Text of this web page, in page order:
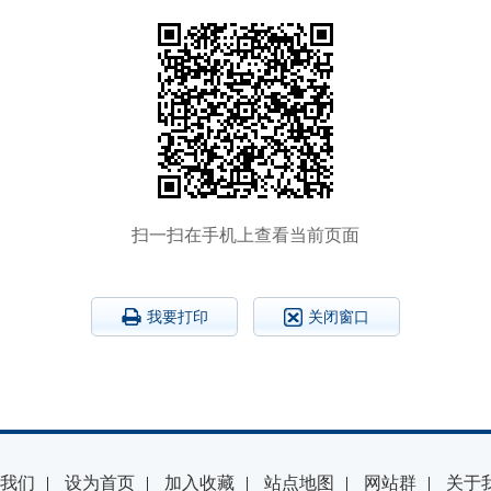
扫一扫在手机上查看当前页面
我要打印 关闭窗口
们 | 设为首页 | 加入收藏 | 站点地图 | 网站群 | 关于